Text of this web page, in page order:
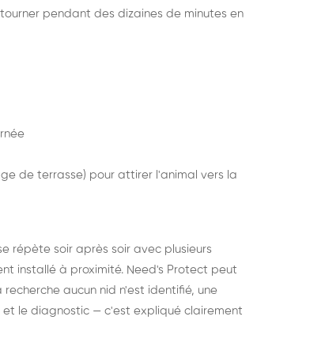
pendant des dizaines de minutes en
de terrasse) pour attirer l'animal vers la
répète soir après soir avec plusieurs
installé à proximité. Need's Protect peut
aucun nid n'est identifié, une
le diagnostic — c'est expliqué clairement